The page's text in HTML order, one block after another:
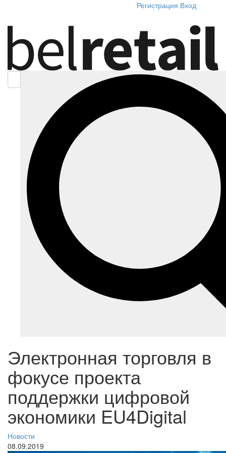
Регистрация Вход
Электронная торговля в
фокусе проекта
поддержки цифровой
экономики EU4Digital
Новости
08.09.2019